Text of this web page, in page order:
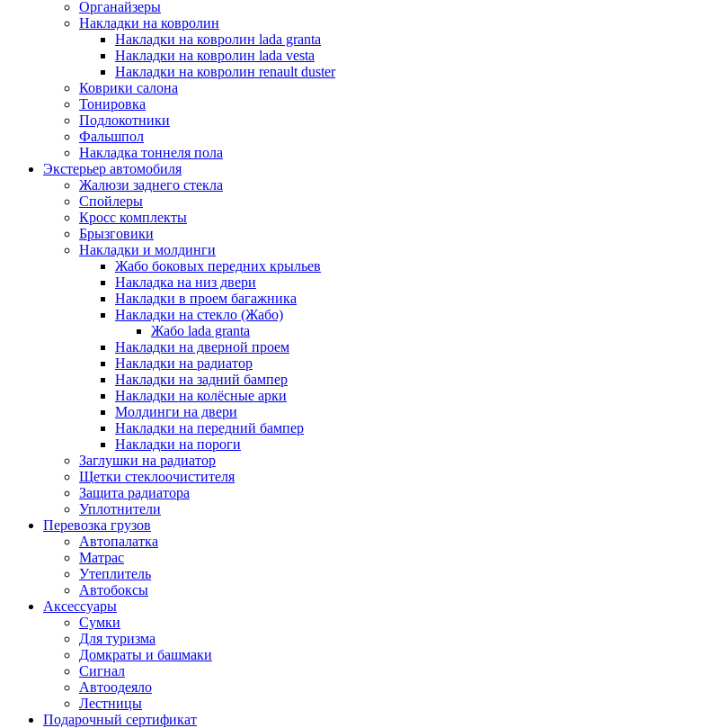
Органайзеры
Накладки на ковролин
Накладки на ковролин lada granta
Накладки на ковролин lada vesta
Накладки на ковролин renault duster
Коврики салона
Тонировка
Подлокотники
Фальшпол
Накладка тоннеля пола
Экстерьер автомобиля
Жалюзи заднего стекла
Спойлеры
Кросс комплекты
Брызговики
Накладки и молдинги
Жабо боковых передних крыльев
Накладка на низ двери
Накладки в проем багажника
Накладки на стекло (Жабо)
Жабо lada granta
Накладки на дверной проем
Накладки на радиатор
Накладки на задний бампер
Накладки на колёсные арки
Молдинги на двери
Накладки на передний бампер
Накладки на пороги
Заглушки на радиатор
Щетки стеклоочистителя
Защита радиатора
Уплотнители
Перевозка грузов
Автопалатка
Матрас
Утеплитель
Автобоксы
Аксессуары
Сумки
Для туризма
Домкраты и башмаки
Сигнал
Автоодеяло
Лестницы
Подарочный сертификат